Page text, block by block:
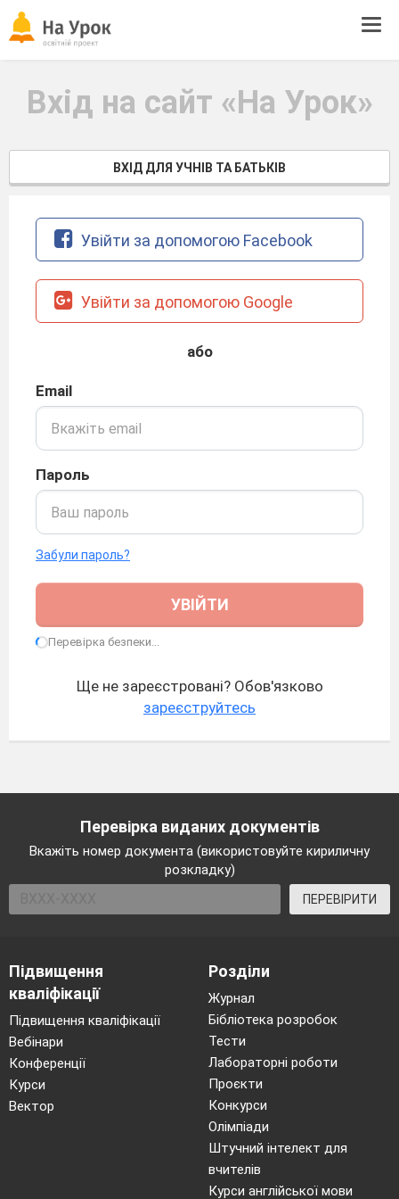
Вхід на сайт «На Урок»
ВХІД ДЛЯ УЧНІВ ТА БАТЬКІВ
Увійти за допомогою Facebook
Увійти за допомогою Google
або
Email
Пароль
Забули пароль?
УВІЙТИ
Перевірка безпеки...
Ще не зареєстровані? Обов'язково
зареєструйтесь
Перевірка виданих документів
Вкажіть номер документа (використовуйте кириличну
розкладку)
ПЕРЕВІРИТИ
Підвищення
кваліфікації
Підвищення кваліфікації
Вебінари
Конференції
Курси
Вектор
Розділи
Журнал
Бібліотека розробок
Тести
Лабораторні роботи
Проєкти
Конкурси
Олімпіади
Штучний інтелект для
вчителів
Курси англійської мови